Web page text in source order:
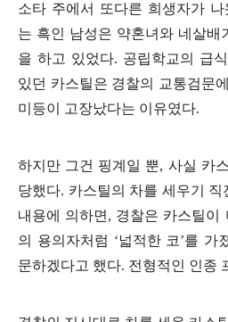
소타 주에서 또다른 희생자가
는 흑인 남성은 약혼녀와 네살배
을 하고 있었다. 공립학교의 급
있던 카스틸은 경찰의 교통검문
미등이 고장났다는 이유였다.
하지만 그건 핑계일 뿐, 사실 카
당했다. 카스틸의 차를 세우기 직
내용에 의하면, 경찰은 카스틸이
의 용의자처럼 ‘넓적한 코’를 가
문하겠다고 했다. 전형적인 인종